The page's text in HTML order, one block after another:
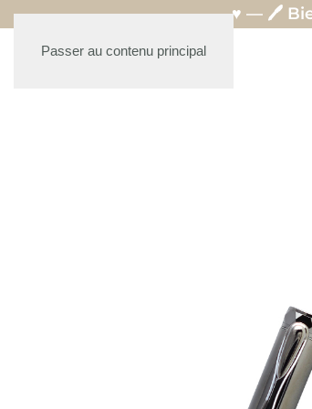
Passer au contenu principal
de stylos artisanaux en bois,